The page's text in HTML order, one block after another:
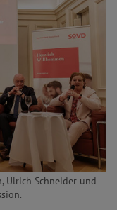
Ulrich Schneider und